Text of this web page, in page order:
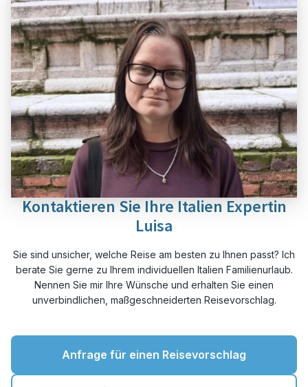
Kontaktieren Sie Ihre Italien Expertin
Luisa
Sie sind unsicher, welche Reise am besten zu Ihnen passt? Ich
berate Sie gerne zu Ihrem individuellen Italien Familienurlaub.
Nennen Sie mir Ihre Wünsche und erhalten Sie einen
unverbindlichen, maßgeschneiderten Reisevorschlag.
Anfrage für einen Reisevorschlag